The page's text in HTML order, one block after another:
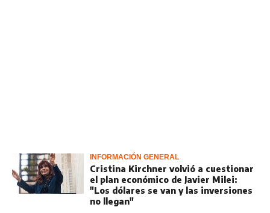
INFORMACIÓN GENERAL
Cristina Kirchner volvió a cuestionar
el plan económico de Javier Milei:
"Los dólares se van y las inversiones
no llegan"